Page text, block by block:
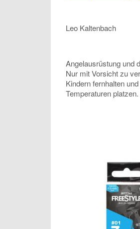
Leo Kaltenbach
Angelausrüstung und
Nur mit Vorsicht zu
Kindern fernhalten
Temperaturen